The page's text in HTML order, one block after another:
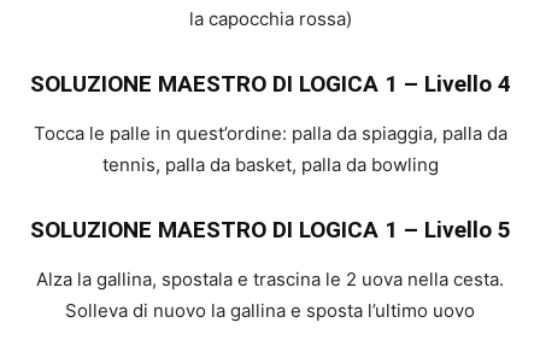
la capocchia rossa)
SOLUZIONE MAESTRO DI LOGICA 1 – Livello 4
Tocca le palle in quest’ordine: palla da spiaggia, palla da
tennis, palla da basket, palla da bowling
SOLUZIONE MAESTRO DI LOGICA 1 – Livello 5
Alza la gallina, spostala e trascina le 2 uova nella cesta.
Solleva di nuovo la gallina e sposta l’ultimo uovo